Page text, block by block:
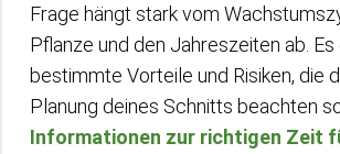
Frage hängt stark vom
Pflanze und den Jahreszeiten ab. Es
bestimmte Vorteile und Risiken, die
Planung deines Schnitts beachten
Informationen zur richtigen Zeit